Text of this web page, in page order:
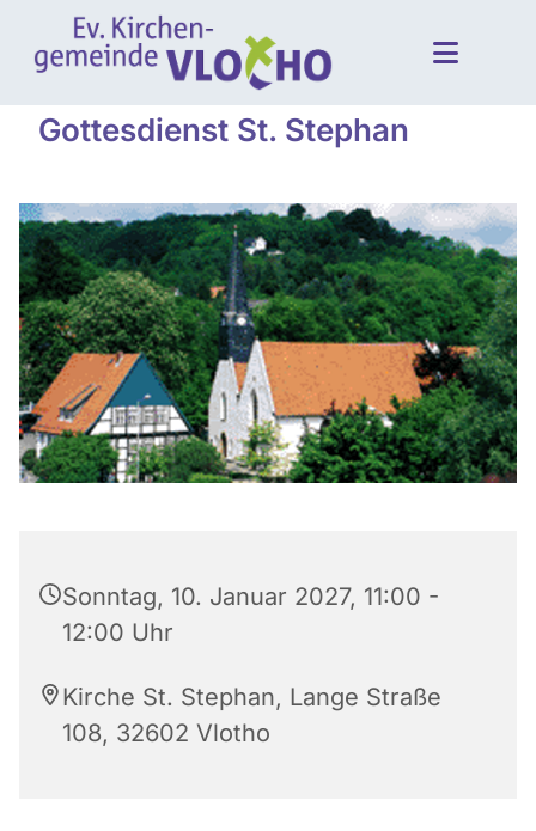
Gottesdienst St. Stephan
Sonntag, 10. Januar 2027, 11:00 -
12:00 Uhr
Kirche St. Stephan, Lange Straße
108, 32602 Vlotho